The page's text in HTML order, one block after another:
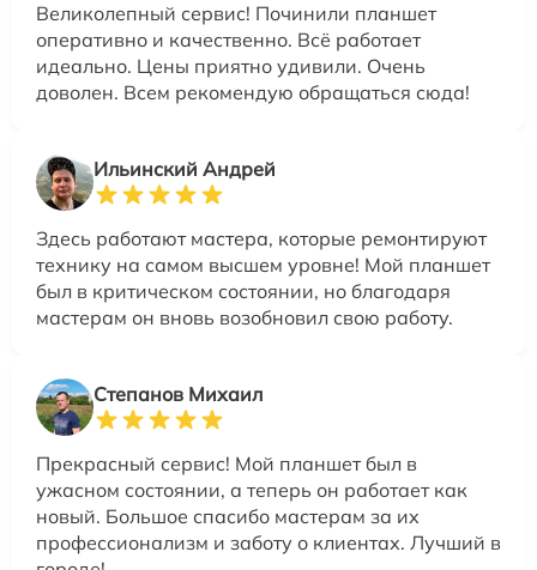
Великолепный сервис! Починили планшет
оперативно и качественно. Всё работает
идеально. Цены приятно удивили. Очень
доволен. Всем рекомендую обращаться сюда!
Ильинский Андрей
Здесь работают мастера, которые ремонтируют
технику на самом высшем уровне! Мой планшет
был в критическом состоянии, но благодаря
мастерам он вновь возобновил свою работу.
Степанов Михаил
Прекрасный сервис! Мой планшет был в
ужасном состоянии, а теперь он работает как
новый. Большое спасибо мастерам за их
профессионализм и заботу о клиентах. Лучший в